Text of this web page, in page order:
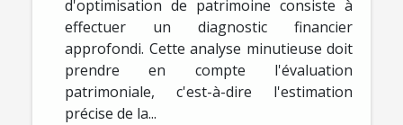
d'optimisation de patrimoine consiste à
effectuer un diagnostic financier
approfondi. Cette analyse minutieuse doit
prendre en compte l'évaluation
patrimoniale, c'est-à-dire l'estimation
précise de la...